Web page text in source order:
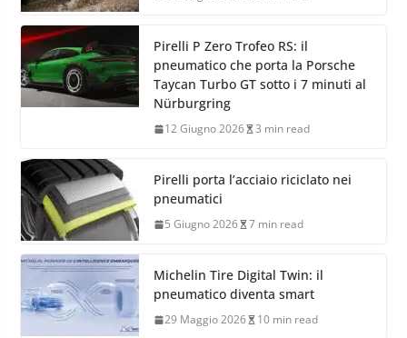
Pirelli P Zero Trofeo RS: il
pneumatico che porta la Porsche
Taycan Turbo GT sotto i 7 minuti al
Nürburgring
12 Giugno 2026 3 min read
Pirelli porta l’acciaio riciclato nei
pneumatici
5 Giugno 2026 7 min read
Michelin Tire Digital Twin: il
pneumatico diventa smart
29 Maggio 2026 10 min read